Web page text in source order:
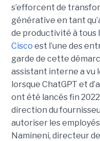
s’efforcent de
générative en tant
de productivité à tous
Cisco est l’une des
garde de cette
assistant interne a vu
lorsque ChatGPT et
ont été lancés fin
direction du
autoriser les
Namineni, directeur